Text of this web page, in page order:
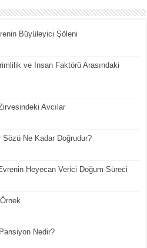
Büyüleyici Şöleni
ve İnsan Faktörü Arasındaki
Avcılar
Sözü Ne Kadar Doğrudur?
Heyecan Verici Doğum Süreci
Nedir?